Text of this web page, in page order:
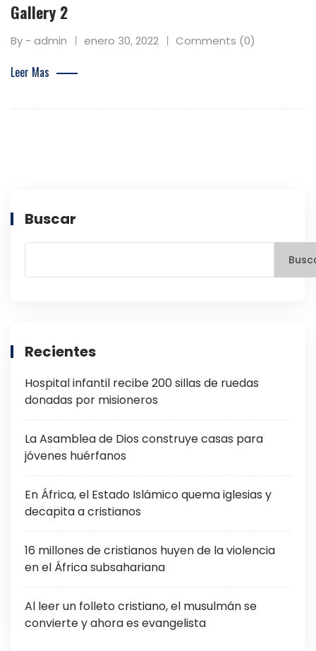
Gallery 2
By - admin enero 30, 2022 Comments (0)
Leer Mas
Buscar
Recientes
Hospital infantil recibe 200 sillas de ruedas
donadas por misioneros
La Asamblea de Dios construye casas para
jóvenes huérfanos
En África, el Estado Islámico quema iglesias y
decapita a cristianos
16 millones de cristianos huyen de la violencia
en el África subsahariana
Al leer un folleto cristiano, el musulmán se
convierte y ahora es evangelista